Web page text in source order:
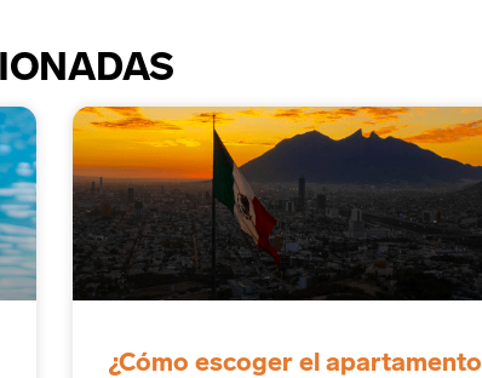
¿Cómo escoger el apartamento